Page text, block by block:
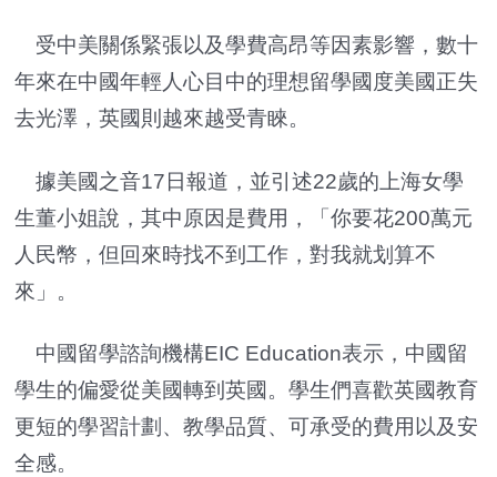
受中美關係緊張以及學費高昂等因素影響，數十
年來在中國年輕人心目中的理想留學國度美國正失
去光澤，英國則越來越受青睞。
據美國之音17日報道，並引述22歲的上海女學
生董小姐說，其中原因是費用，「你要花200萬元
人民幣，但回來時找不到工作，對我就划算不
來」。
中國留學諮詢機構EIC Education表示，中國留
學生的偏愛從美國轉到英國。學生們喜歡英國教育
更短的學習計劃、教學品質、可承受的費用以及安
全感。